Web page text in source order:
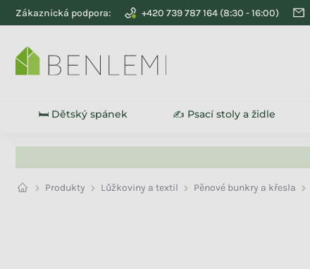
Přejít na obsah
Zákaznická podpora: +420 739 787 164
🛏️ Dětský spánek ✍️ Psací stoly a židle
Produkty Lůžkoviny a textil Pěnové bunkry a křesla